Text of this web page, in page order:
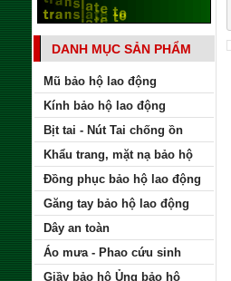
DANH MỤC SẢN PHẨM
Mũ bảo hộ lao động
Kính bảo hộ lao động
Bịt tai - Nút Tai chống ồn
Khẩu trang, mặt nạ bảo hộ
Đồng phục bảo hộ lao động
Găng tay bảo hộ lao động
Dây an toàn
Áo mưa - Phao cứu sinh
Giầy bảo hộ Ủng bảo hộ